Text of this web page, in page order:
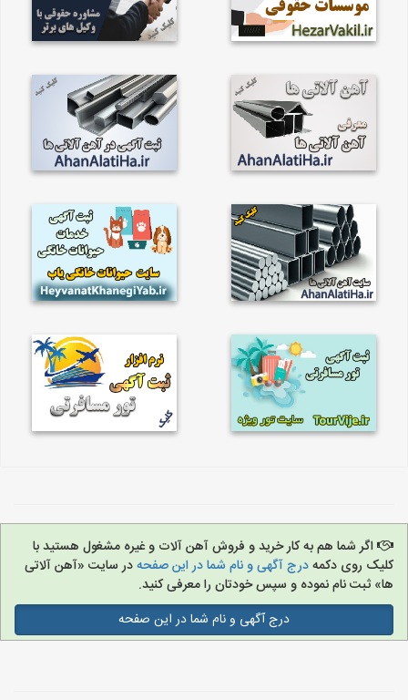
اگر شما هم به کار خرید و فروش آهن آلات و غیره مشغول هستید با
کلیک روی دکمهدرج آگهی و نام شما در این صفحهدر سایت «آهن آلاتی
ها» ثبت نام نموده و سپس خودتان را معرفی کنید.
درج آگهی و نام شما در این صفحه